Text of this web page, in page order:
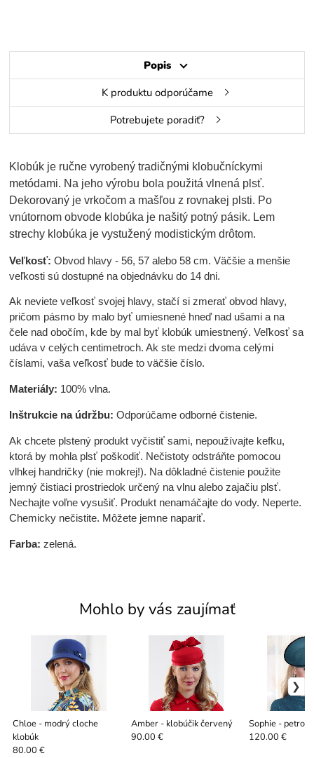
Popis
K produktu odporúčame
Potrebujete poradiť?
Klobúk je ručne vyrobený tradičnými klobučníckymi
metódami. Na jeho výrobu bola použitá vlnená plsť.
Dekorovaný je vrkočom a mašľou z rovnakej plsti. Po
vnútornom obvode klobúka je našitý potný pásik. Lem
strechy klobúka je vystužený modistickým drôtom.
Veľkosť:Obvod hlavy - 56, 57 alebo 58 cm. Väčšie a menšie
veľkosti sú dostupné na objednávku do 14 dni.
Ak neviete veľkosť svojej hlavy, stačí si zmerať obvod hlavy,
pričom pásmo by malo byť umiesnené hneď nad ušami a na
čele nad obočím, kde by mal byť klobúk umiestnený. Veľkosť sa
udáva v celých centimetroch. Ak ste medzi dvoma celými
číslami, vaša veľkosť bude to väčšie číslo.
Materiály: 100% vlna.
Inštrukcie na údržbu:Odporúčame odborné čistenie.
Ak chcete plstený produkt vyčistiť sami, nepoužívajte kefku,
ktorá by mohla plsť poškodiť. Nečistoty odstráňte pomocou
vlhkej handričky (nie mokrej!). Na dôkladné čistenie použite
jemný čistiaci prostriedok určený na vlnu alebo zajačiu plsť.
Nechajte voľne vysušiť. Produkt nenamáčajte do vody. Neperte.
Chemicky nečistite. Môžete jemne napariť.
Farba: zelená.
Mohlo by vás zaujímať
Chloe - modrý cloche
klobúk
80.00 €
Amber - klobúčik červený
90.00 €
Sophie -
120.00 €